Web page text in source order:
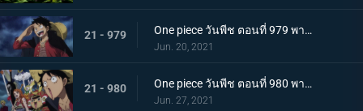
21 - 979 One piece วันพีช ตอนที่ 979 พากย์ไทย โชคดีงั้นรึ!? แผนการของคินเอม่อน
Jun. 20, 2021
21 - 980 One piece วันพีช ตอนที่ 980 พากย์ไทย สัญญาแห่งน้ำตา! โมโมโนะสุเกะถูกลักพาตัว
Jun. 27, 2021